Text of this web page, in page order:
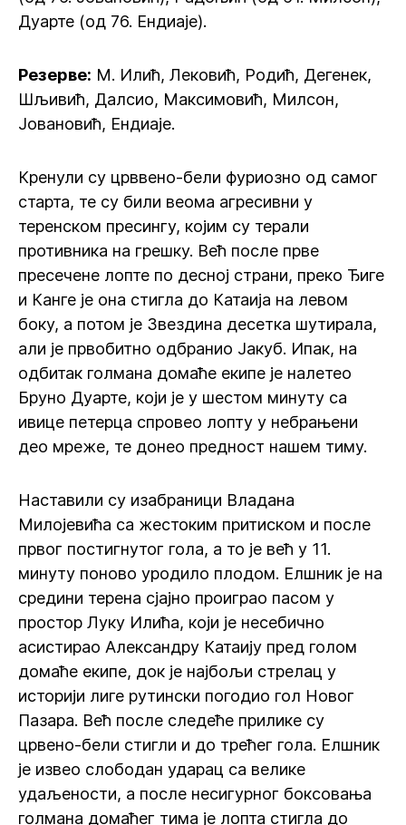
Дуарте (од 76. Ендиаје).
Резерве: М. Илић, Лековић, Родић, Дегенек,
Шљивић, Далсио, Максимовић, Милсон,
Јовановић, Ендиаје.
Кренули су црввено-бели фуриозно од самог
старта, те су били веома агресивни у
теренском пресингу, којим су терали
противника на грешку. Већ после прве
пресечене лопте по десној страни, преко Ђиге
и Канге је она стигла до Катаија на левом
боку, а потом је Звездина десетка шутирала,
али је првобитно одбранио Јакуб. Ипак, на
одбитак голмана домаће екипе је налетео
Бруно Дуарте, који је у шестом минуту са
ивице петерца спровео лопту у небрањени
део мреже, те донео предност нашем тиму.
Наставили су изабраници Владана
Милојевића са жестоким притиском и после
првог постигнутог гола, а то је већ у 11.
минуту поново уродило плодом. Елшник је на
средини терена сјајно проиграо пасом у
простор Луку Илића, који је несебично
асистирао Александру Катаију пред голом
домаће екипе, док је најбољи стрелац у
историји лиге рутински погодио гол Новог
Пазара. Већ после следеће прилике су
црвено-бели стигли и до трећег гола. Елшник
је извео слободан ударац са велике
удаљености, а после несигурног боксовања
голмана домаћег тима је лопта стигла до